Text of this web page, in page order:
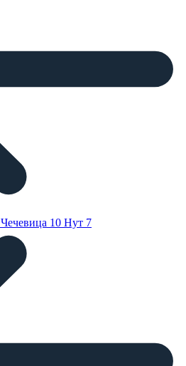
Чечевица 10 Нут 7